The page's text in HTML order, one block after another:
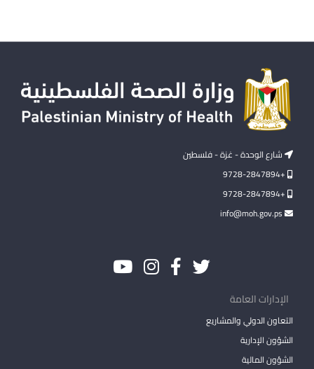
شارع الوحدة - غزة - فلسطين
+9728-2847894
+9728-2847894
الإدارات العامة
التعاون الدولي والمشاريع
الشؤون الإدارية
الشؤون المالية